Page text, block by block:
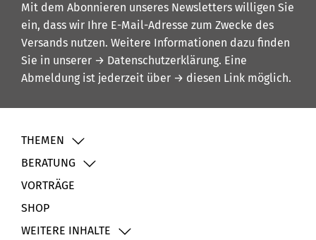
Mit dem Abonnieren unseres Newsletters willigen Sie
ein, dass wir Ihre E-Mail-Adresse zum Zwecke des
Versands nutzen. Weitere Informationen dazu finden
Sie in unserer → Datenschutzerklärung. Eine
Abmeldung ist jederzeit über → diesen Link möglich.
THEMEN
BERATUNG
VORTRÄGE
SHOP
WEITERE INHALTE